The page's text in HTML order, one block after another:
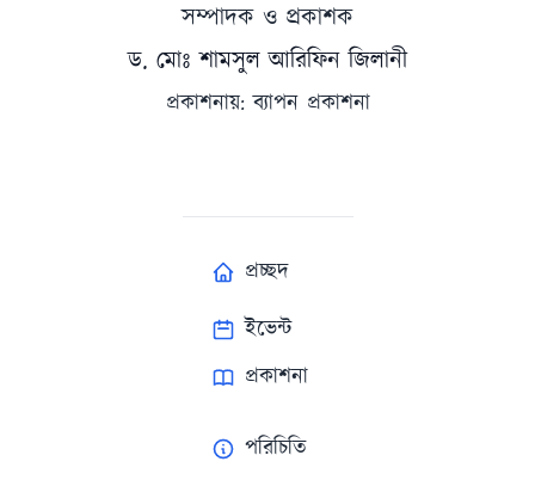
সম্পাদক ও প্রকাশক
ড. মোঃ শামসুল আরিফিন জিলানী
প্রকাশনায়: ব্যাপন প্রকাশনা
প্রচ্ছদ
ইভেন্ট
প্রকাশনা
পরিচিতি